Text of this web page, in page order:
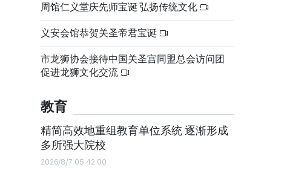
周馆仁义堂庆先师宝诞 弘扬传统文化
义安会馆恭贺关圣帝君宝诞
市龙狮协会接待中国关圣宫同盟总会访问团
促进龙狮文化交流
教育
精简高效地重组教育单位系统 逐渐形成
多所强大院校
2026/8/7 05:42:00